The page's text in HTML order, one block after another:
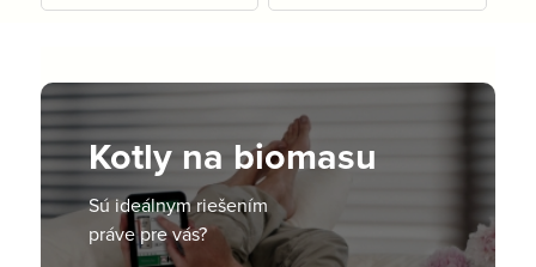
Kotly na biomasu
Sú ideálnym riešením
práve pre vás?